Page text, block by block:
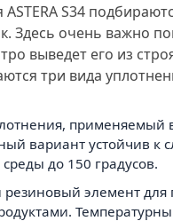
S34
Здесь очень важно
выведет его из
три вида
применяемый
вариант устойчив к
до 150 градусов.
элемент